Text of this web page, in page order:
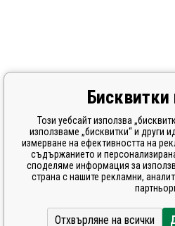
Бисквитки
Този уебсайт използва
използваме „бисквитки“ и други
измерване на ефективността на
съдържанието и
споделяме информация за
страна с нашите рекламни,
Отхвърляне на всички